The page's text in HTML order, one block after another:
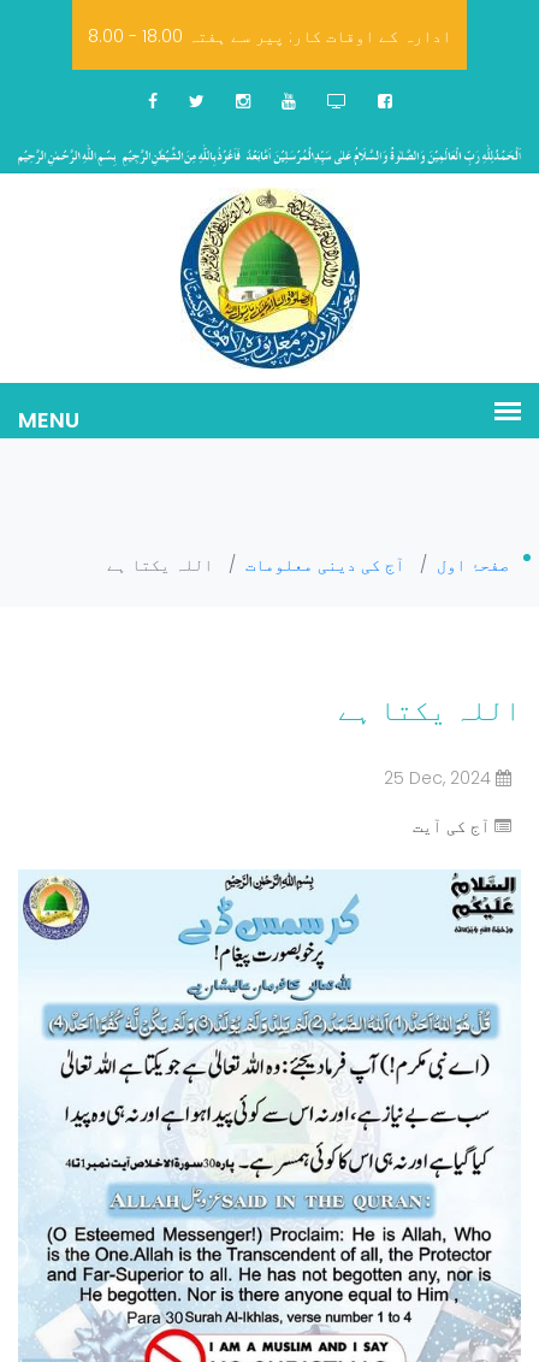
8.00 - 18.00 ادارہ کے اوقات کار: پیر سے ہفتہ
صفحۂ اول / آج کی دینی معلومات / اللہ یکتا ہے
اللہ یکتا ہے
25 Dec, 2024
آج کی آیت